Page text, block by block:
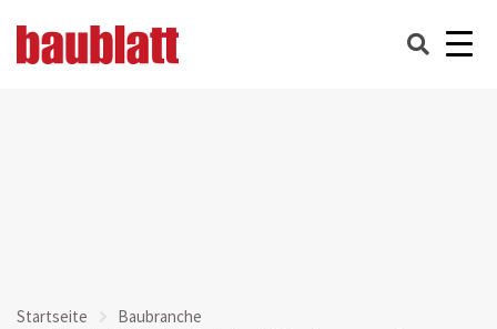
Startseite
Baubranche